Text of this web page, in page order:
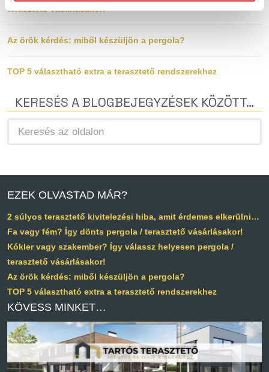
terasztető vásárlásakor!
Az örök kérdés: miből készüljön a pergola?
TOP 5 választható extra a terasztető rendszerekhez
KERESÉS A BLOGBEJEGYZÉSEK KÖZÖTT…
EZEK OLVASTAD MÁR?
2 súlyos terasztető kivitelezési hiba, amit érdemes elkerülni…
Fa vagy fém? Így dönts pergola / terasztető vásárlásakor!
Kókler vagy szakember? Így válassz helyesen pergola /
terasztető vásárlásakor!
Az örök kérdés: miből készüljön a pergola?
TOP 5 választható extra a terasztető rendszerekhez
KÖVESS MINKET…